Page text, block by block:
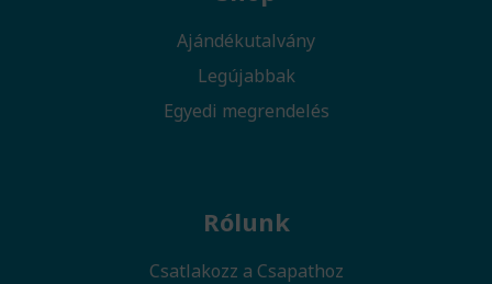
Ajándékutalvány
Legújabbak
Egyedi megrendelés
Rólunk
Csatlakozz a Csapathoz